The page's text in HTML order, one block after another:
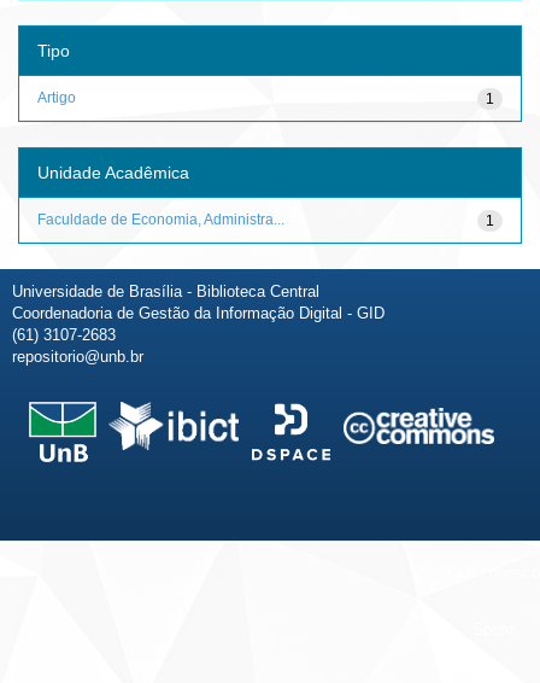
Tipo
1
Artigo
Unidade Acadêmica
1
Faculdade de Economia, Administra...
Universidade de Brasília - Biblioteca Central
Coordenadoria de Gestão da Informação Digital - GID
(61) 3107-2683
repositorio@unb.br